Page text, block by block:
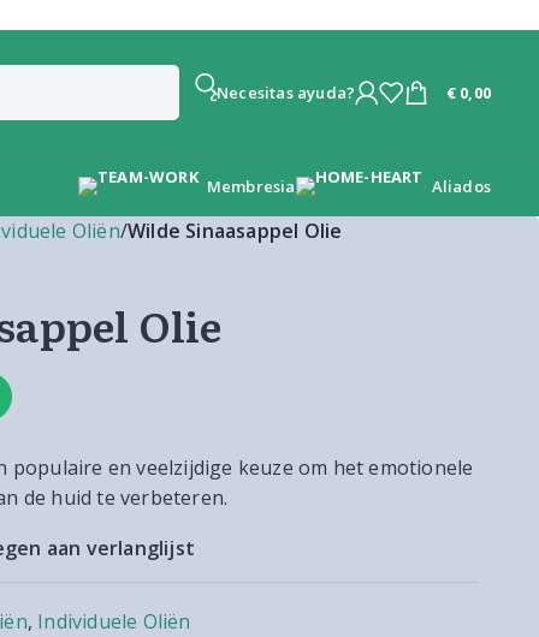
¿Necesitas ayuda? € 0,00
Membresia Aliados
Oliën/Wilde Sinaasappel Olie
Olie
populaire en veelzijdige keuze om het emotionele
de huid te verbeteren.
aan verlanglijst
, Individuele Oliën